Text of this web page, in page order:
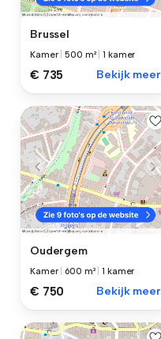
Brussel
Kamer |500 m² |1 kamer
€ 735 Bekijk meer
Oudergem
Kamer 600 m² |1 kamer
€ 750 Bekijk meer